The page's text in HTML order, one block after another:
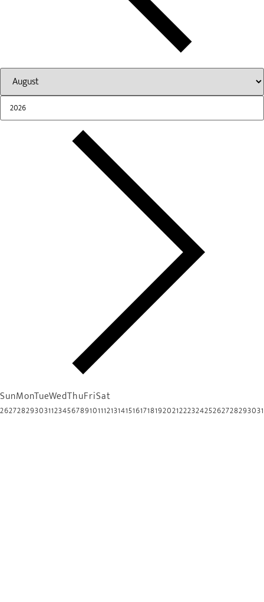
SunMonTueWedThuFriSat
26272829303112345678910111213141516171819202122232425262728293031